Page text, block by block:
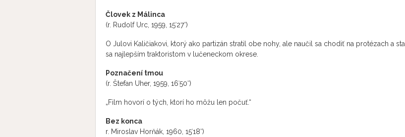
Človek z Málinca
(r. Rudolf Urc, 1959, 15ʾ27ʾʾ)
O Julovi Kaličiakovi, ktorý ako partizán stratil obe nohy, ale naučil sa chodiť na protézach a stal
sa najlepším traktoristom v lučeneckom okrese.
Poznačení tmou
(r. Štefan Uher, 1959, 16ʾ50ʾʾ)
„Film hovorí o tých, ktorí ho môžu len počuť.“
Bez konca
r. Miroslav Horňák, 1960, 15ʾ18ʾʾ)